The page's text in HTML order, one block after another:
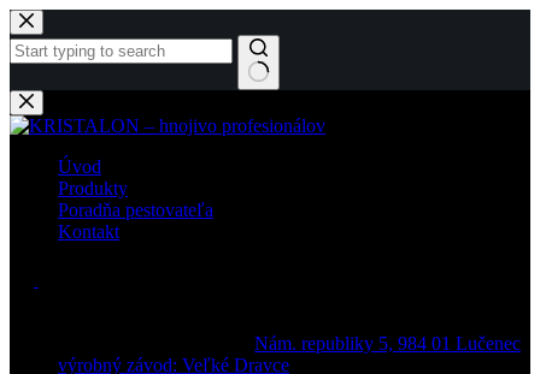
Späť
na
obsah
Žiadne
výsledky
Úvod
Produkty
Poradňa pestovateľa
Kontakt
Nám. republiky 5, 984 01 Lučenec
výrobný závod: Veľké Dravce